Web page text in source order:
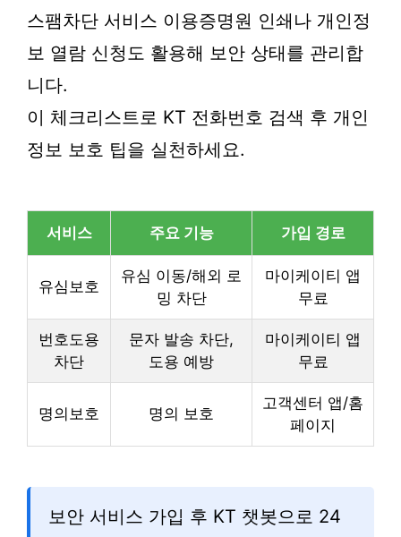
스팸차단 서비스 이용증명원 인쇄나 개인정
보 열람 신청도 활용해 보안 상태를 관리합
니다.
이 체크리스트로 KT 전화번호 검색 후 개인
정보 보호 팁을 실천하세요.
서비스 주요 기능 가입 경로
유심보호
유심 이동/해외 로
밍 차단
마이케이티 앱
무료
번호도용
차단
문자 발송 차단,
도용 예방
마이케이티 앱
무료
명의보호 명의 보호
고객센터 앱/홈
페이지
보안 서비스 가입 후 KT 챗봇으로 24